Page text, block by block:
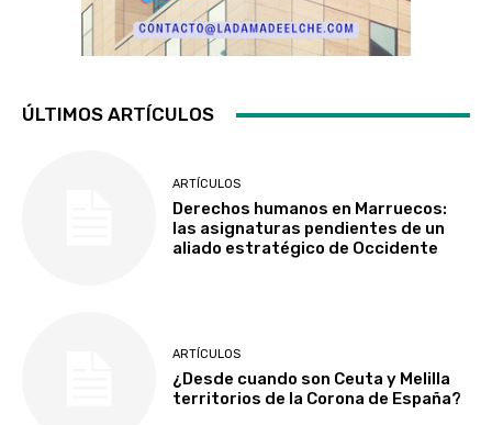
ÚLTIMOS ARTÍCULOS
ARTÍCULOS
Derechos humanos en Marruecos:
las asignaturas pendientes de un
aliado estratégico de Occidente
ARTÍCULOS
¿Desde cuando son Ceuta y Melilla
territorios de la Corona de España?